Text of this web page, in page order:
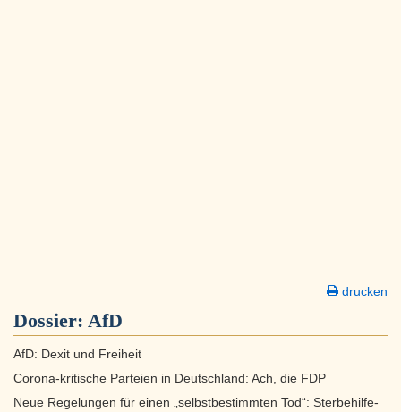
drucken
Dossier: AfD
AfD: Dexit und Freiheit
Corona-kritische Parteien in Deutschland: Ach, die FDP
Neue Regelungen für einen „selbstbestimmten Tod“: Sterbehilfe-